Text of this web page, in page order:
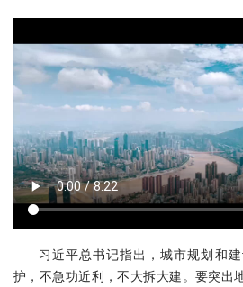
习近平总书记指出，城市规划和
护，不急功近利，不大拆大建。要突出